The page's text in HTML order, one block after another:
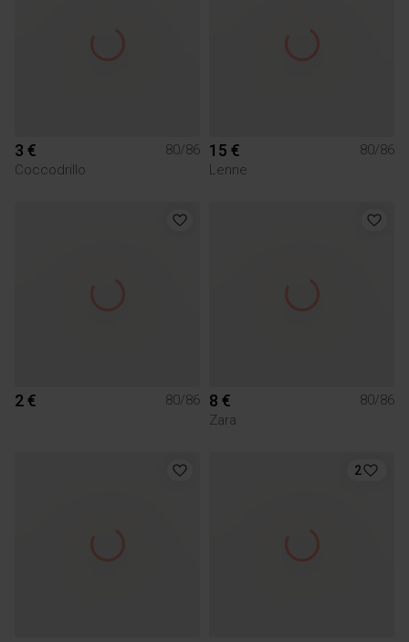
3 €
80/86
Coccodrillo
15 €
80/86
Lenne
2 € 80/86 8 €
80/86
Zara
2